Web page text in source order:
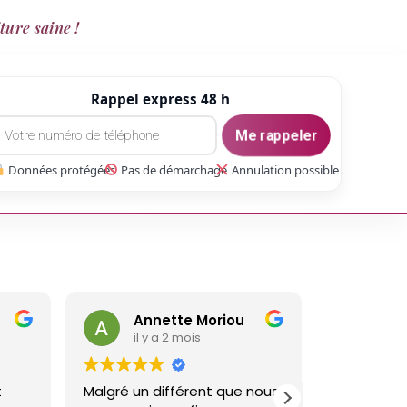
saine !
Rappel express 48 h
Me rappeler
Données protégées Pas de démarchage Annulation possible
Annette Moriou
il y a 2 mois
un différent que nous
Réalisé un travail sur ma